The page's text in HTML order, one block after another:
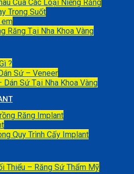
Của Các Loại Niềng Răng
Trong Suốt
em
Răng Tại Nha Khoa Vàng
?
Sứ – Veneer
Dán Sứ Tại Nha Khoa Vàng
Răng Implant
Quy Trình Cấy Implant
Thiểu – Răng Sứ Thẩm Mỹ